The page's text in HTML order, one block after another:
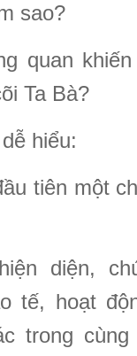
sao?
quan khiến
Ta Bà?
hiểu:
tiên một
diện,
tế, hoạt
trong